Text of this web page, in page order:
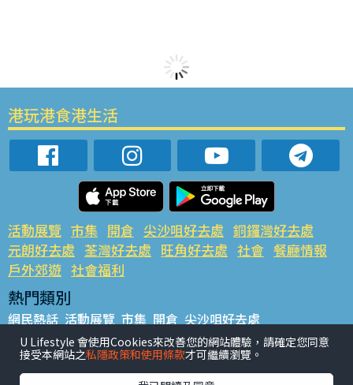
港玩港食港生活
活動展覽 市集 開倉 尖沙咀好去處 銅鑼灣好去處
元朗好去處 荃灣好去處 旺角好去處 社會 餐廳情報
戶外郊遊 社會福利
熱門類別
網民熱話 活動展覽 市集 開倉 尖沙咀好去處
銅鑼灣好去處 元朗好去處 荃灣好去處 旺角好去處 社會
餐廳情報 戶外郊遊
U Lifestyle 會使用Cookies來改善您的網站體驗，請確定您同意
接受本網站之私隱政策和使用條款才可繼續瀏覽。